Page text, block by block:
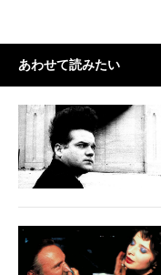
あわせて読みたい